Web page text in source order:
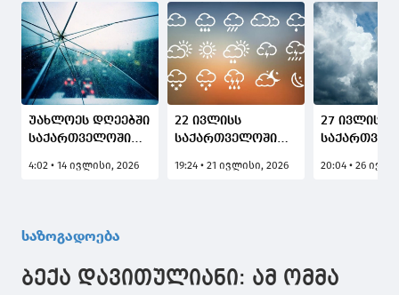
უახლოეს დღეებში
საქართველოში
ტემპერატურის
დროგამოშვებით
ნალექიანი
სეტყვა და ქარი
4:02 • 14 ივლისი, 2026
22 ივლისს
საქართველოში
ღრუბლიანი
19:24 • 21 ივლისი, 2026
27 ივლისს,
ქალაქში
20:04 • 26
საზოგადოება
ბექა დავითულიანი: ამ ომმა